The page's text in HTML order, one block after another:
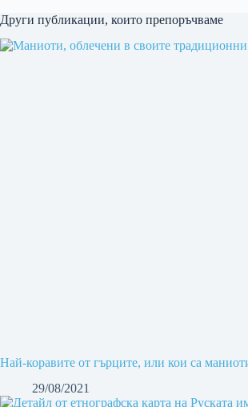
Други публикации, които препоръчваме
Най-коравите от гърците, или кои са
29/08/2021